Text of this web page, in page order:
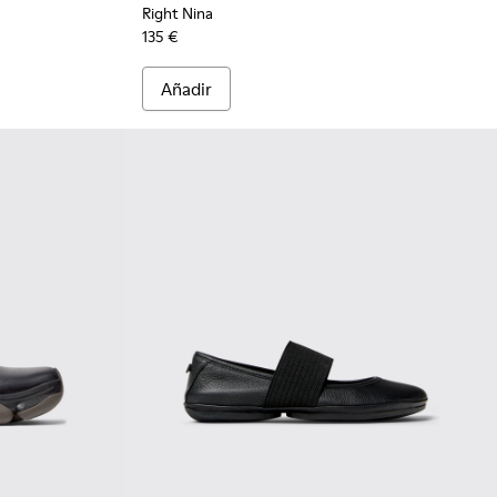
Right Nina
135 €
Añadir